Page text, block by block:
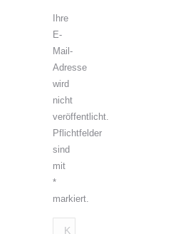
Ihre
E-
Mail-
Adresse
wird
nicht
veröffentlicht.
Pflichtfelder
sind
mit
*
markiert.
Kommentar